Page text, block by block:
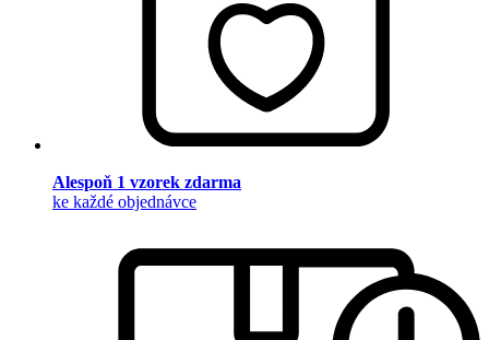
Alespoň 1 vzorek zdarma
ke každé objednávce